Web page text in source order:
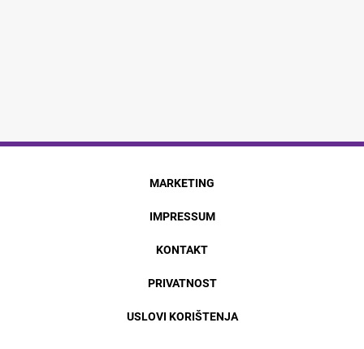
MARKETING
IMPRESSUM
KONTAKT
PRIVATNOST
USLOVI KORIŠTENJA